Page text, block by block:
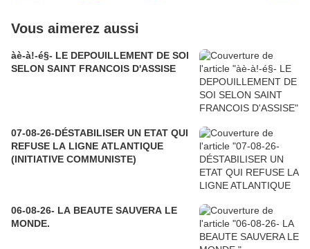
Vous aimerez aussi
àè-à!-é§- LE DEPOUILLEMENT DE SOI
SELON SAINT FRANCOIS D'ASSISE
07-08-26-DÉSTABILISER UN ETAT QUI
REFUSE LA LIGNE ATLANTIQUE
(INITIATIVE COMMUNISTE)
06-08-26- LA BEAUTE SAUVERA LE
MONDE.